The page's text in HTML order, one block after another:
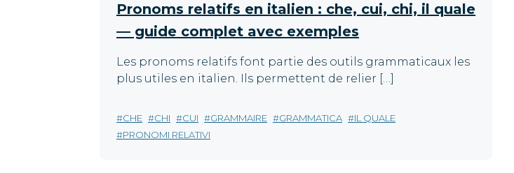
Pronoms relatifs en italien : che, cui, chi, il quale
— guide complet avec exemples
Les pronoms relatifs font partie des outils grammaticaux les
plus utiles en italien. Ils permettent de relier […]
CHE CHI CUI GRAMMAIRE GRAMMATICA
IL QUALE
PRONOMI RELATIVI